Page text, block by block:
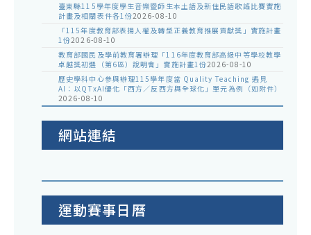
臺東縣115學年度學生音樂暨師生本土語及新住民語歌謠比賽實施
計畫及相關表件各1份2026-08-10
「115年度教育部表揚人權及轉型正義教育推展貢獻獎」實施計畫
1份2026-08-10
教育部國民及學前教育署辦理「116年度教育部高級中等學校教學
卓越獎初選（第6區）說明會」實施計畫1份2026-08-10
歷史學科中心參與辦理115學年度當 Quality Teaching 遇見
AI：以QTxAI優化「西方／反西方與全球化」單元為例（如附件）
2026-08-10
網站連結
運動賽事日曆